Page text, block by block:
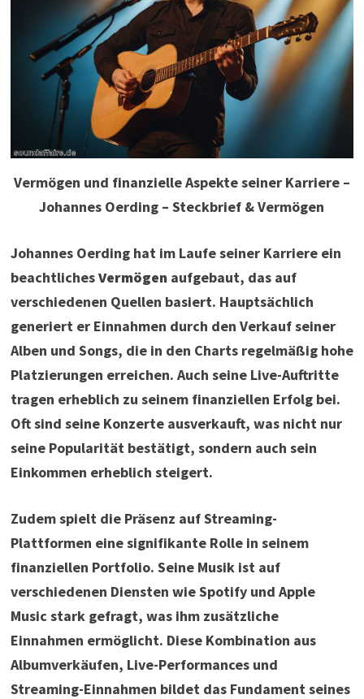
Vermögen und finanzielle Aspekte seiner Karriere –
Johannes Oerding – Steckbrief & Vermögen
Johannes Oerding hat im Laufe seiner Karriere ein
beachtlichesVermögenaufgebaut, das auf
verschiedenen Quellen basiert. Hauptsächlich
generiert er Einnahmen durch den Verkauf seiner
Alben und Songs, die in den Charts regelmäßig hohe
Platzierungen erreichen. Auch seine Live-Auftritte
tragen erheblich zu seinem finanziellen Erfolg bei.
Oft sind seine Konzerte ausverkauft, was nicht nur
seine Popularität bestätigt, sondern auch sein
Einkommen erheblich steigert.
Zudem spielt die Präsenz auf Streaming-
Plattformen eine signifikante Rolle in seinem
finanziellen Portfolio. Seine Musik ist auf
verschiedenen Diensten wie Spotify und Apple
Music stark gefragt, was ihm zusätzliche
Einnahmen ermöglicht. Diese Kombination aus
Albumverkäufen, Live-Performances und
Streaming-Einnahmen bildet das Fundament seines